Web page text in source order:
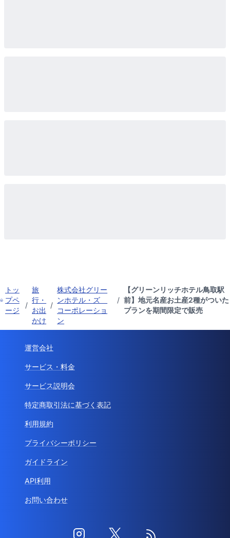
トッ
プペ
ージ
/
旅
行・
お出
かけ
/
株式会社グリー
ンホテル・ズ
コーポレーショ
ン
/
【グリーンリッチホテル鳥取駅
前】地元名産お土産2種がついた
プランを期間限定で販売
運営会社
サービス・料金
サービス説明会
特定商取引法に基づく表記
利用規約
プライバシーポリシー
ガイドライン
API利用
お問い合わせ